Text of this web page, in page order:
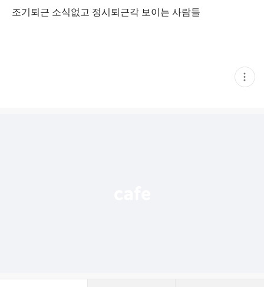
조기퇴근 소식없고 정시퇴근각 보이는 사람들
현
재